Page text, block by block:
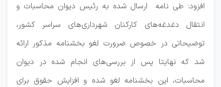
افزود: طی نامه‌‎ ارسال شده به رئیس دیوان محاسبات و
انتقال دغدغه‌های کارکنان شهرداری‌های سراسر کشور،
توضیحاتی در خصوص ضرورت لغو بخشنامه مذکور ارائه
شد که نهایتا پس از بررسی‌‎های انجام شده در دیوان
محاسبات، این بخشنامه لغو شده و افزایش حقوق برای